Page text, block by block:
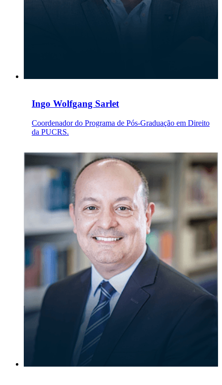
Ingo Wolfgang Sarlet
Coordenador do Programa de Pós-Graduação em Direito
da PUCRS.